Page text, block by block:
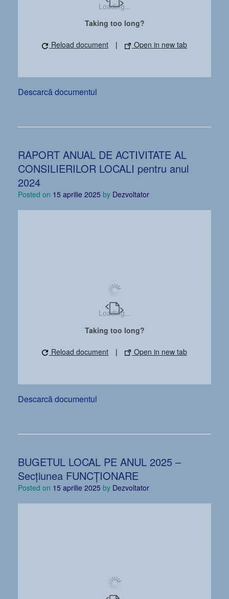
Loading...
Taking too long?
Reload document | Open in new tab
Descarcă documentul
RAPORT ANUAL DE ACTIVITATE AL
CONSILIERILOR LOCALI pentru anul
2024
Posted on 15 aprilie 2025 by Dezvoltator
Loading...
Taking too long?
Reload document | Open in new tab
Descarcă documentul
BUGETUL LOCAL PE ANUL 2025 –
Secțiunea FUNCȚIONARE
Posted on 15 aprilie 2025 by Dezvoltator